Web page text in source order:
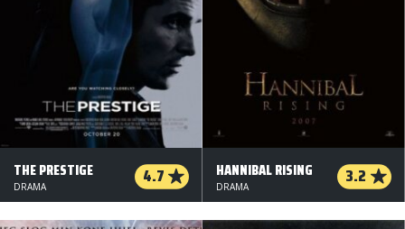
THE PRESTIGE 4.7
DRAMA
HANNIBAL RISING 3.2
DRAMA